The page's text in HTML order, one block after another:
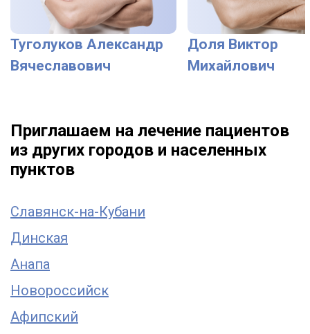
Туголуков Александр
Вячеславович
Доля Виктор
Михайлович
Приглашаем на лечение пациентов
из других городов и населенных
пунктов
Славянск-на-Кубани
Динская
Анапа
Новороссийск
Афипский